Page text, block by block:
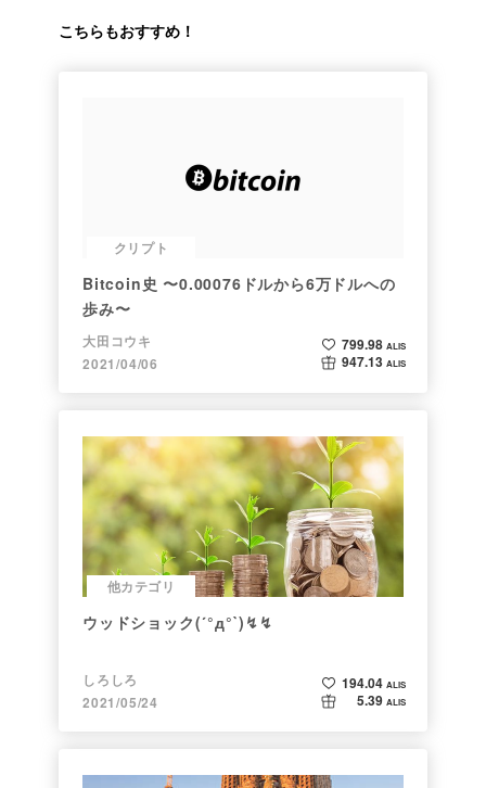
こちらもおすすめ！
クリプト
Bitcoin史 〜0.00076ドルから6万ドルへの
歩み〜
大田コウキ
2021/04/06
799.98 ALIS
947.13 ALIS
他カテゴリ
ウッドショック(´°д°`)↯↯
しろしろ
2021/05/24
194.04 ALIS
5.39 ALIS